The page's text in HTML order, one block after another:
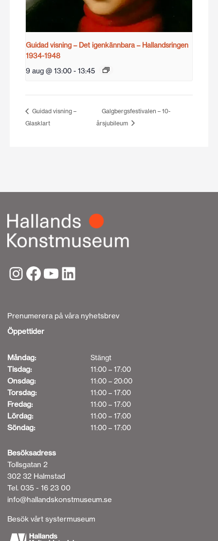
Guidad visning – Det igenkännbara – Hallandsringen
1934-1948
9 aug @ 13:00 - 13:45
Guidad visning –
Glasklart
Galgbergsfestivalen – 10-
årsjubileum
Prenumerera på våra nyhetsbrev
Öppettider
Måndag: Stängt
Tisdag: 11:00 – 17:00
Onsdag: 11:00 – 20:00
Torsdag: 11:00 – 17:00
Fredag: 11:00 – 17:00
Lördag: 11:00 – 17:00
Söndag: 11:00 – 17:00
Besöksadress
Tollsgatan 2
302 32 Halmstad
Tel. 035 - 16 23 00
info@hallandskonstmuseum.se
Besök vårt systermuseum